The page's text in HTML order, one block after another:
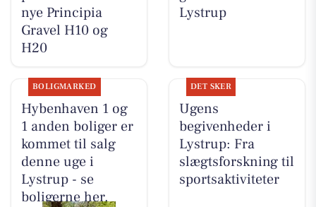
nye Principia
Gravel H10 og
H20
Lystrup
BOLIGMARKED
Hybenhaven 1 og
1 anden boliger er
kommet til salg
denne uge i
Lystrup - se
boligerne her.
DET SKER
Ugens
begivenheder i
Lystrup: Fra
slægtsforskning til
sportsaktiviteter